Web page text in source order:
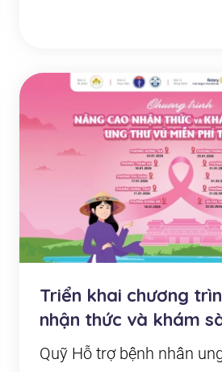
Triển khai chương
nhận thức và khám
thư vú miễn...
Quỹ Hỗ trợ bệnh nhân